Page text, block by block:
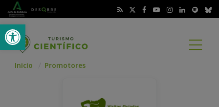
Abrir barra de herramientas
Inicio Promotores